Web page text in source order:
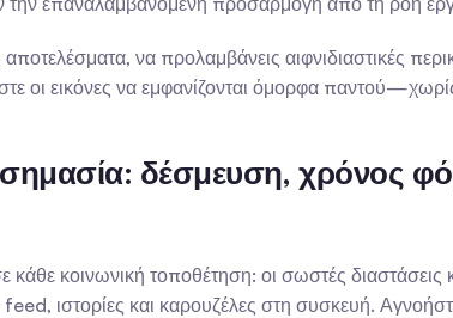
να προλαμβάνεις αιφνιδιαστικές
οι εικόνες να εμφανίζονται όμορφα
σημασία: δέσμευση, χρόνος
κάθε κοινωνική τοποθέτηση: οι σωστές
ιστορίες και καρουζέλες στη συσκευή.